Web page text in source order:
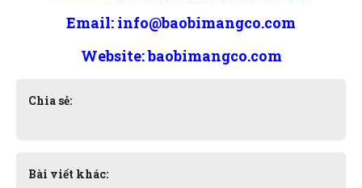
Email: info@baobimangco.com
Website:baobimangco.com
Chia sẻ:
Bài viết khác: